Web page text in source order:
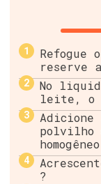
Refogue
reserve
No
leite, o
polvilho
?